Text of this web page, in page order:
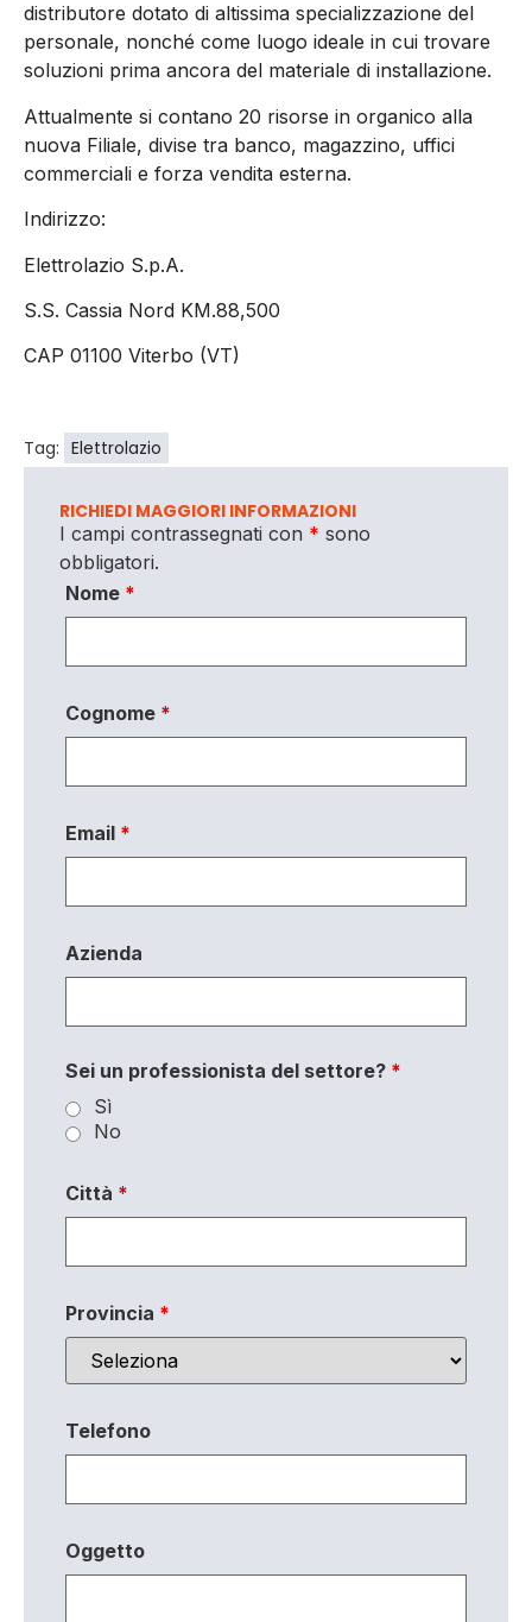
distributore dotato di altissima specializzazione del
personale, nonché come luogo ideale in cui trovare
soluzioni prima ancora del materiale di installazione.
Attualmente si contano 20 risorse in organico alla
nuova Filiale, divise tra banco, magazzino, uffici
commerciali e forza vendita esterna.
Indirizzo:
Elettrolazio S.p.A.
S.S. Cassia Nord KM.88,500
CAP 01100 Viterbo (VT)
Tag: Elettrolazio
RICHIEDI MAGGIORI INFORMAZIONI
I campi contrassegnati con * sono
obbligatori.
Nome *
Cognome *
Email *
Azienda
Sei un professionista del settore? *
Sì
No
Città *
Provincia *
Telefono
Oggetto